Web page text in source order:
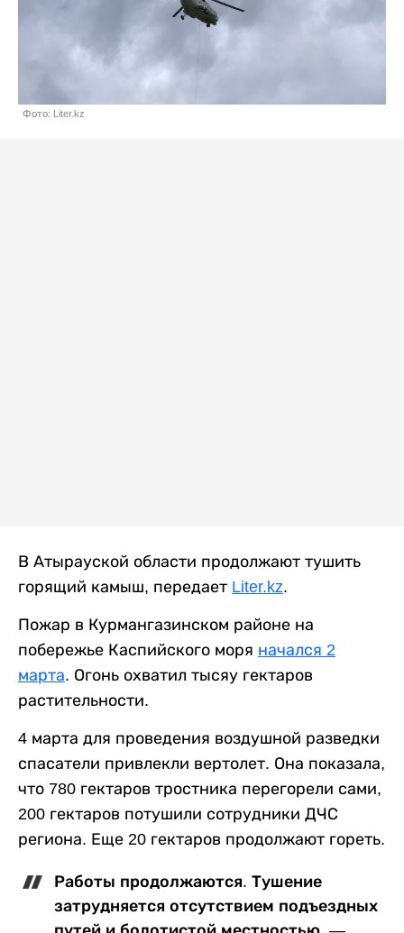
Фото: Liter.kz
В Атырауской области продолжают тушить
горящий камыш, передает Liter.kz.
Пожар в Курмангазинском районе на
побережье Каспийского моря начался 2
марта. Огонь охватил тысяу гектаров
растительности.
4 марта для проведения воздушной разведки
спасатели привлекли вертолет. Она показала,
что 780 гектаров тростника перегорели сами,
200 гектаров потушили сотрудники ДЧС
региона. Еще 20 гектаров продолжают гореть.
Работы продолжаются. Тушение
затрудняется отсутствием подъездных